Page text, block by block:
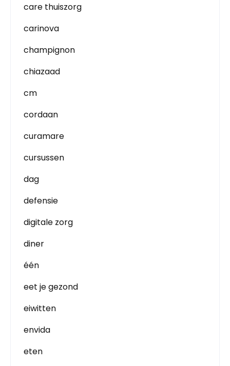
care thuiszorg
carinova
champignon
chiazaad
cm
cordaan
curamare
cursussen
dag
defensie
digitale zorg
diner
één
eet je gezond
eiwitten
envida
eten